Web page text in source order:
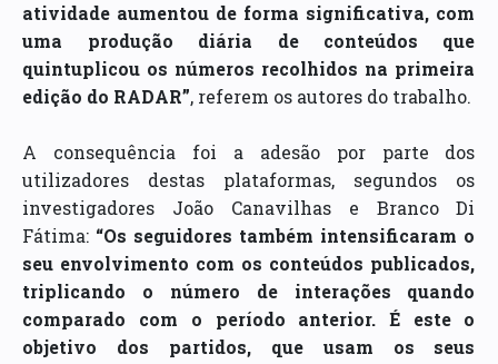
atividade aumentou de forma significativa, com
uma produção diária de conteúdos que
quintuplicou os números recolhidos na primeira
edição do RADAR”, referem os autores do trabalho.
A consequência foi a adesão por parte dos
utilizadores destas plataformas, segundos os
investigadores João Canavilhas e Branco Di
Fátima: “Os seguidores também intensificaram o
seu envolvimento com os conteúdos publicados,
triplicando o número de interações quando
comparado com o período anterior. É este o
objetivo dos partidos, que usam os seus